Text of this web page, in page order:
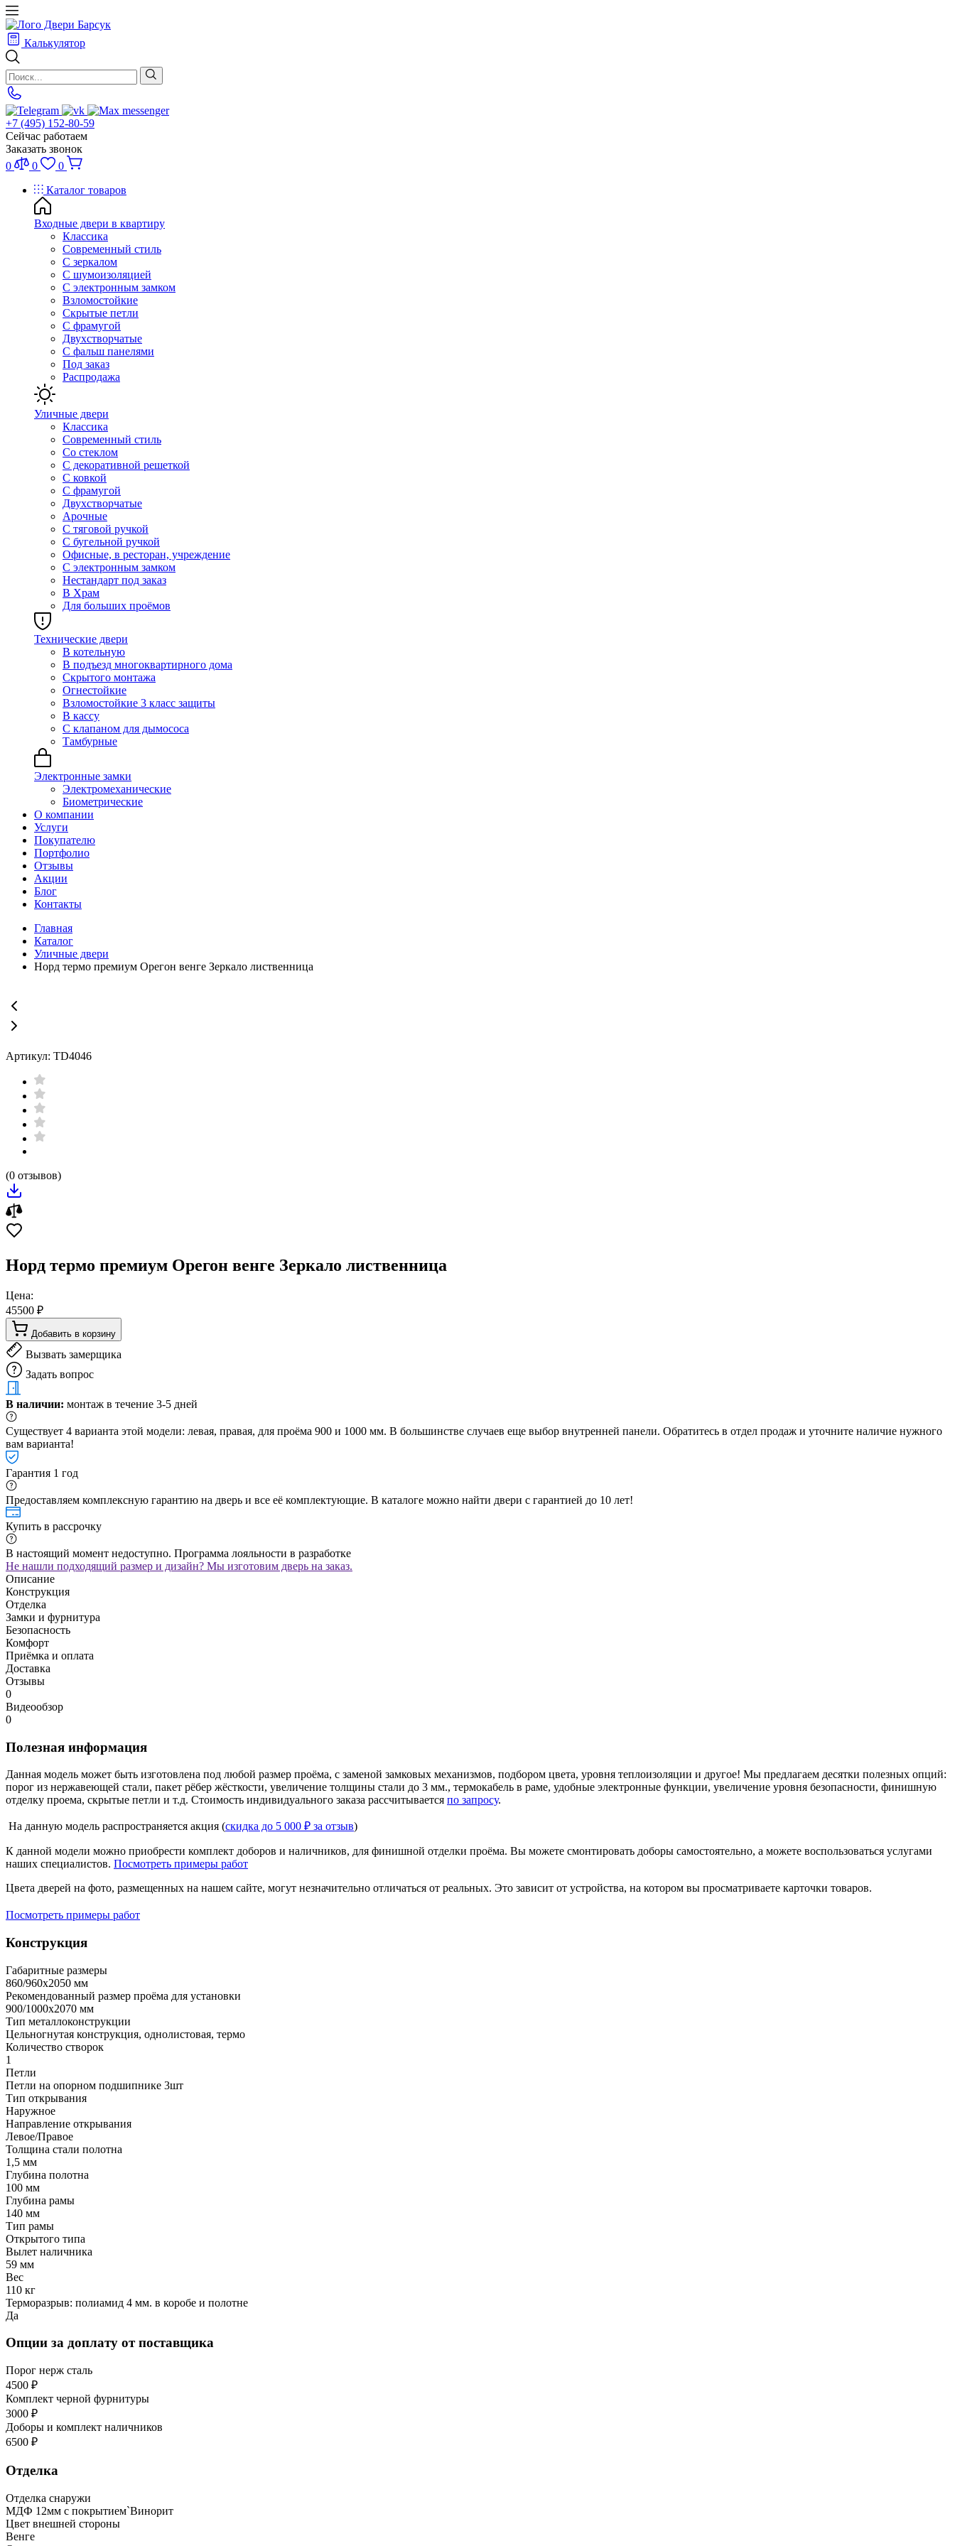
Калькулятор
+7 (495) 152-80-59
Сейчас работаем
Заказать звонок
0
0
0
Каталог товаров
Входные двери в квартиру
Классика
Современный стиль
С зеркалом
С шумоизоляцией
С электронным замком
Взломостойкие
Скрытые петли
С фрамугой
Двухстворчатые
С фальш панелями
Под заказ
Распродажа
Уличные двери
Классика
Современный стиль
Со стеклом
С декоративной решеткой
С ковкой
С фрамугой
Двухстворчатые
Арочные
С тяговой ручкой
С бугельной ручкой
Офисные, в ресторан, учреждение
С электронным замком
Нестандарт под заказ
В Храм
Для больших проёмов
Технические двери
В котельную
В подъезд многоквартирного дома
Скрытого монтажа
Огнестойкие
Взломостойкие 3 класс защиты
В кассу
С клапаном для дымососа
Тамбурные
Электронные замки
Электромеханические
Биометрические
О компании
Услуги
Покупателю
Портфолио
Отзывы
Акции
Блог
Контакты
Главная
Каталог
Уличные двери
Норд термо премиум Орегон венге Зеркало лиственница
Артикул: TD4046
(0 отзывов)
Норд термо премиум Орегон венге Зеркало лиственница
Цена:
45500 ₽
Добавить в корзину
Вызвать замерщика
Задать вопрос
В наличии: монтаж в течение 3-5 дней
Существует 4 варианта этой модели: левая, правая, для проёма 900 и 1000 мм. В большинстве случаев еще выбор внутренней панели. Обратитесь в отдел продаж и уточните наличие нужного
вам варианта!
Гарантия 1 год
Предоставляем комплексную гарантию на дверь и все её комплектующие. В каталоге можно найти двери с гарантией до 10 лет!
Купить в рассрочку
В настоящий момент недоступно. Программа лояльности в разработке
Не нашли подходящий размер и дизайн? Мы изготовим дверь на заказ.
Описание
Конструкция
Отделка
Замки и фурнитура
Безопасность
Комфорт
Приёмка и оплата
Доставка
Отзывы
0
Видеообзор
0
Полезная информация
Данная модель может быть изготовлена под любой размер проёма, с заменой замковых механизмов, подбором цвета, уровня теплоизоляции и другое! Мы предлагаем десятки полезных опций:
порог из нержавеющей стали, пакет рёбер жёсткости, увеличение толщины стали до 3 мм., термокабель в раме, удобные электронные функции, увеличение уровня безопасности, финишную
отделку проема, скрытые петли и т.д. Стоимость индивидуального заказа рассчитывается по запросу.
На данную модель распространяется акция (скидка до 5 000 ₽ за отзыв)
К данной модели можно приобрести комплект доборов и наличников, для финишной отделки проёма. Вы можете смонтировать доборы самостоятельно, а можете воспользоваться услугами
наших специалистов. Посмотреть примеры работ
Цвета дверей на фото, размещенных на нашем сайте, могут незначительно отличаться от реальных. Это зависит от устройства, на котором вы просматриваете карточки товаров.
Посмотреть примеры работ
Конструкция
Габаритные размеры
860/960х2050 мм
Рекомендованный размер проёма для установки
900/1000х2070 мм
Тип металлоконструкции
Цельногнутая конструкция, однолистовая, термо
Количество створок
1
Петли
Петли на опорном подшипнике 3шт
Тип открывания
Наружное
Направление открывания
Левое/Правое
Толщина стали полотна
1,5 мм
Глубина полотна
100 мм
Глубина рамы
140 мм
Тип рамы
Открытого типа
Вылет наличника
59 мм
Вес
110 кг
Терморазрыв: полиамид 4 мм. в коробе и полотне
Да
Опции за доплату от поставщика
Порог нерж сталь
4500 ₽
Комплект черной фурнитуры
3000 ₽
Доборы и комплект наличников
6500 ₽
Отделка
Отделка снаружи
МДФ 12мм с покрытием`Винорит
Цвет внешней стороны
Венге